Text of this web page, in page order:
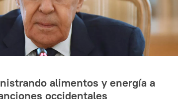
alimentos y energía a
occidentales